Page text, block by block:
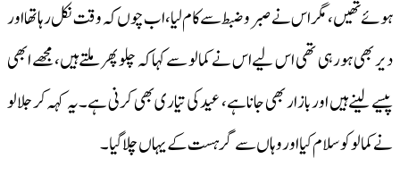
ہوئے تھیں، مگر اس نے صبر وضبط سے کام لیا، اب چوں کہ وقت نکل رہا تھا اور
دیر بھی ہو رہی تھی اس لیے اس نے کمالو سے کہا کہ چلو پھر ملتے ہیں، مجھے ابھی
پیسے لینے ہیں اور بازار بھی جانا ہے، عید کی تیاری بھی کرنی ہے۔ یہ کہہ کر جلالو
نے کمالو کو سلام کیا اور وہاں سے گرہست کے یہاں چلا گیا۔